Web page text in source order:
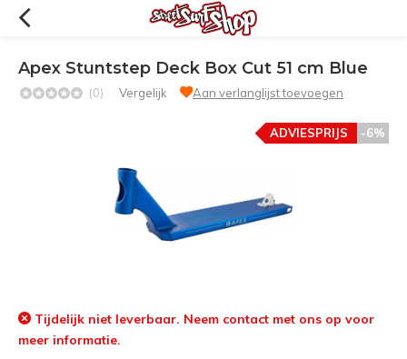
Apex Stuntstep Deck Box Cut 51 cm Blue
(0) Vergelijk Aan verlanglijst toevoegen
-6%
ADVIESPRIJS
Tijdelijk niet leverbaar. Neem contact met ons op voor
meer informatie.